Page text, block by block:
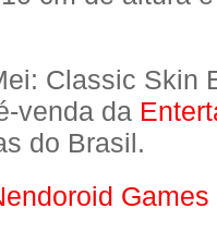
Classic Skin
venda da
do Brasil.
Games